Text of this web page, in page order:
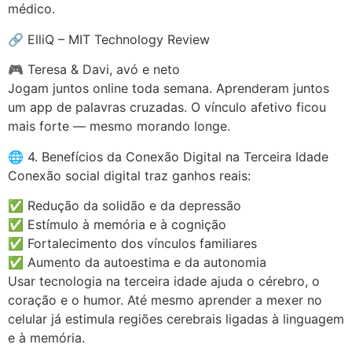
médico.
🔗 ElliQ – MIT Technology Review
🎮 Teresa & Davi, avó e neto
Jogam juntos online toda semana. Aprenderam juntos
um app de palavras cruzadas. O vínculo afetivo ficou
mais forte — mesmo morando longe.
🌐 4. Benefícios da Conexão Digital na Terceira Idade
Conexão social digital traz ganhos reais:
✅ Redução da solidão e da depressão
✅ Estímulo à memória e à cognição
✅ Fortalecimento dos vínculos familiares
✅ Aumento da autoestima e da autonomia
Usar tecnologia na terceira idade ajuda o cérebro, o
coração e o humor. Até mesmo aprender a mexer no
celular já estimula regiões cerebrais ligadas à linguagem
e à memória.